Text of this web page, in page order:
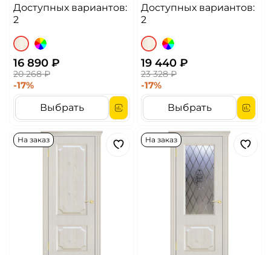
Доступных вариантов:
2
16 890 ₽
20 268 ₽
-17%
Выбрать
Доступных вариантов:
2
19 440 ₽
23 328 ₽
-17%
Выбрать
На заказ На заказ